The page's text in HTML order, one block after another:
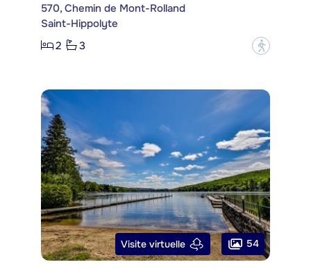
570, Chemin de Mont-Rolland
Saint-Hippolyte
2
3 ?
Visite virtuelle 54